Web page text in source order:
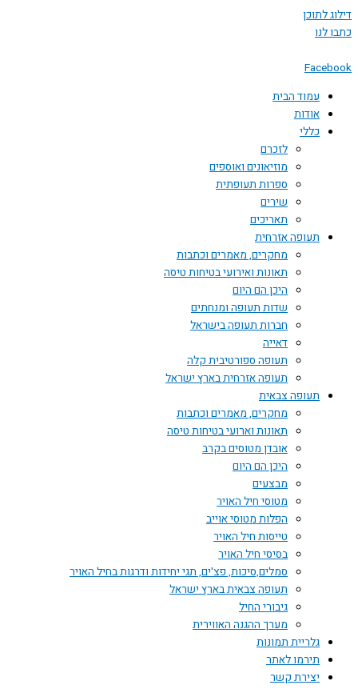
דילוג לתוכן
כתבו לנו
Facebook
עמוד הבית
אודות
כללי
לזכרם
מוזיאונים ואוספים
ספרות תעופתית
שירים
תאריכים
תעופה אזרחית
מחקרים, מאמרים וכתבות
תאונות ואירועי בטיחות טיסה
היכן הם היום
שדות תעופה ומנחתים
חברות תעופה בישראל
דאייה
תעופה ספורטיבית קלה
תעופה אזרחית בארץ ישראל
תעופה צבאית
מחקרים, מאמרים וכתבות
תאונות וארועי בטיחות טיסה
אובדן מטוסים בקרב
היכן הם היום
מבצעים
מטוסי חיל האויר
הפלות מטוסי אוייב
טייסות חיל האויר
בסיסי חיל האויר
סמלים,סיכות, פצ'ים, תגי יחידות ודרגות בחיל האויר
תעופה צבאית בארץ ישראל
גיבורי החיל
מערך ההגנה האווירית
גלריית תמונות
תירמו לאתר
יצירת קשר